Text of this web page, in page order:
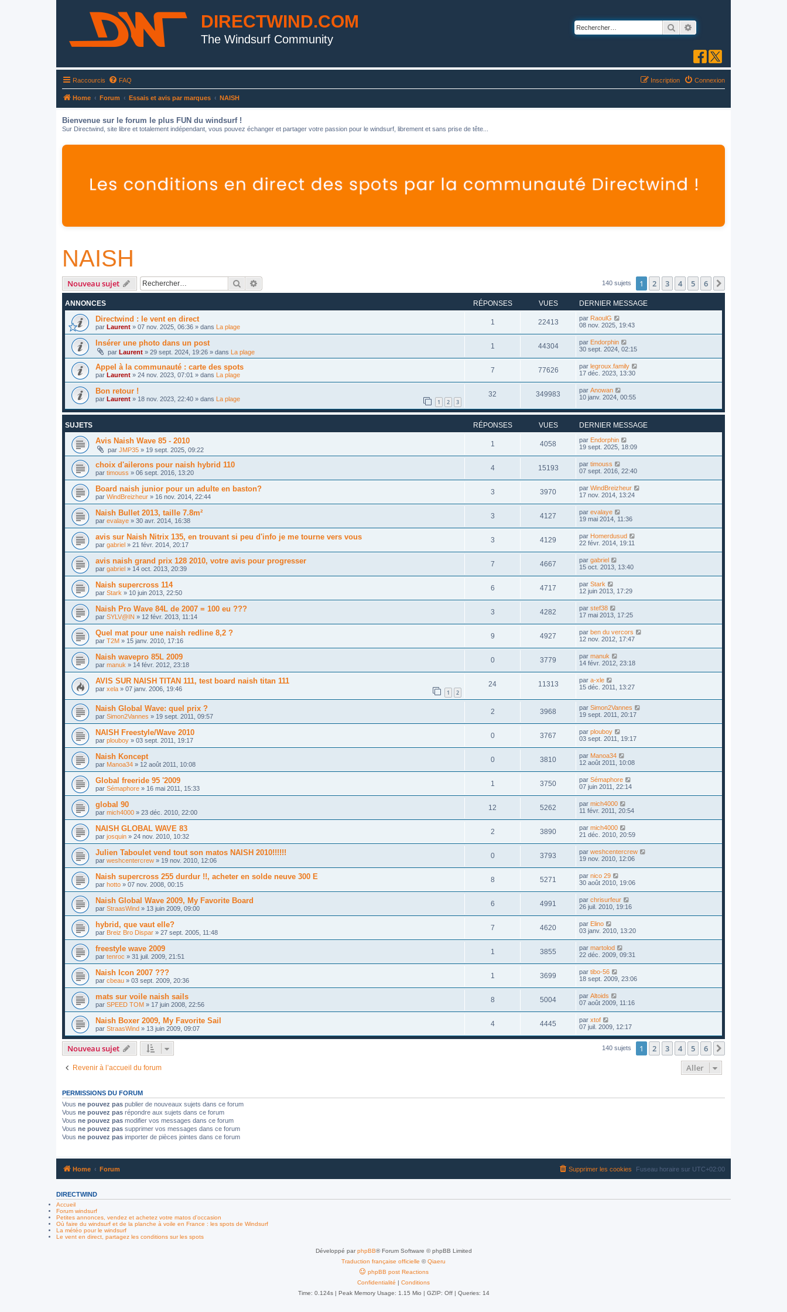
DIRECTWIND.COM
The Windsurf Community
Rechercher
Raccourcis FAQ Connexion
Inscription
Home Forum Essais et avis par marques NAISH
Bienvenue sur le forum le plus FUN du windsurf !
Sur Directwind, site libre et totalement indépendant, vous pouvez échanger et partager votre passion pour le windsurf, librement et sans prise de tête...
NAISH
Nouveau sujet Rechercher 140 sujets 1 2 3 4 5 6
ANNONCES RÉPONSES VUES DERNIER MESSAGE
Directwind : le vent en direct
par Laurent » 07 nov. 2025, 06:36 » dans La plage
1 22413 par RaoulG
08 nov. 2025, 19:43
Insérer une photo dans un post
par Laurent » 29 sept. 2024, 19:26 » dans La plage
1 44304 par Endorphin
30 sept. 2024, 02:15
Appel à la communauté : carte des spots
par Laurent » 24 nov. 2023, 07:01 » dans La plage
7 77626 par legroux.family
17 déc. 2023, 13:30
Bon retour !
par Laurent » 18 nov. 2023, 22:40 » dans La plage 1 2 3
32 349983 par Anowan
10 janv. 2024, 00:55
SUJETS RÉPONSES VUES DERNIER MESSAGE
Avis Naish Wave 85 - 2010
par JMP35 » 19 sept. 2025, 09:22
1 4058 par Endorphin
19 sept. 2025, 18:09
choix d'ailerons pour naish hybrid 110
par timouss » 06 sept. 2016, 13:20
4 15193 par timouss
07 sept. 2016, 22:40
Board naish junior pour un adulte en baston?
par WindBreizheur » 16 nov. 2014, 22:44
3 3970 par WindBreizheur
17 nov. 2014, 13:24
Naish Bullet 2013, taille 7.8m²
par evalaye » 30 avr. 2014, 16:38
3 4127 par evalaye
19 mai 2014, 11:36
avis sur Naish Nitrix 135, en trouvant si peu d'info je me tourne vers vous
par gabriel » 21 févr. 2014, 20:17
3 4129 par Homerdusud
22 févr. 2014, 19:11
avis naish grand prix 128 2010, votre avis pour progresser
par gabriel » 14 oct. 2013, 20:39
7 4667 par gabriel
15 oct. 2013, 13:40
Naish supercross 114
par Stark » 10 juin 2013, 22:50
6 4717 par Stark
12 juin 2013, 17:29
Naish Pro Wave 84L de 2007 = 100 eu ???
par SYLV@IN » 12 févr. 2013, 11:14
3 4282 par stef38
17 mai 2013, 17:25
Quel mat pour une naish redline 8,2 ?
par T2M » 15 janv. 2010, 17:16
9 4927 par ben du vercors
12 nov. 2012, 17:47
Naish wavepro 85L 2009
par manuk » 14 févr. 2012, 23:18
0 3779 par manuk
14 févr. 2012, 23:18
AVIS SUR NAISH TITAN 111, test board naish titan 111
par xela » 07 janv. 2006, 19:46 1 2
24 11313 par a-xle
15 déc. 2011, 13:27
Naish Global Wave: quel prix ?
par Simon2Vannes » 19 sept. 2011, 09:57
2 3968 par Simon2Vannes
19 sept. 2011, 20:17
NAISH Freestyle/Wave 2010
par plouboy » 03 sept. 2011, 19:17
0 3767 par plouboy
03 sept. 2011, 19:17
Naish Koncept
par Manoa34 » 12 août 2011, 10:08
0 3810 par Manoa34
12 août 2011, 10:08
Global freeride 95 '2009
par Sémaphore » 16 mai 2011, 15:33
1 3750 par Sémaphore
07 juin 2011, 22:14
global 90
par mich4000 » 23 déc. 2010, 22:00
12 5262 par mich4000
11 févr. 2011, 20:54
NAISH GLOBAL WAVE 83
par josquin » 24 nov. 2010, 10:32
2 3890 par mich4000
21 déc. 2010, 20:59
Julien Taboulet vend tout son matos NAISH 2010!!!!!!
par weshcentercrew » 19 nov. 2010, 12:06
0 3793 par weshcentercrew
19 nov. 2010, 12:06
Naish supercross 255 durdur !!, acheter en solde neuve 300 E
par hotto » 07 nov. 2008, 00:15
8 5271 par nico 29
30 août 2010, 19:06
Naish Global Wave 2009, My Favorite Board
par StraasWind » 13 juin 2009, 09:00
6 4991 par chrisurfeur
26 juil. 2010, 19:16
hybrid, que vaut elle?
par Breiz Bro Dispar » 27 sept. 2005, 11:48
7 4620 par Elino
03 janv. 2010, 13:20
freestyle wave 2009
par tenroc » 31 juil. 2009, 21:51
1 3855 par martolod
22 déc. 2009, 09:31
Naish Icon 2007 ???
par cbeau » 03 sept. 2009, 20:36
1 3699 par tibo-56
18 sept. 2009, 23:06
mats sur voile naish sails
par SPEED TOM » 17 juin 2008, 22:56
8 5004 par Altoids
07 août 2009, 11:16
Naish Boxer 2009, My Favorite Sail
par StraasWind » 13 juin 2009, 09:07
4 4445 par xtof
07 juil. 2009, 12:17
Nouveau sujet 140 sujets 1 2 3 4 5 6
Revenir à l’accueil du forum Aller
PERMISSIONS DU FORUM
Vous ne pouvez pas publier de nouveaux sujets dans ce forum
Vous ne pouvez pas répondre aux sujets dans ce forum
Vous ne pouvez pas modifier vos messages dans ce forum
Vous ne pouvez pas supprimer vos messages dans ce forum
Vous ne pouvez pas importer de pièces jointes dans ce forum
Home Forum Fuseau horaire sur UTC+02:00
Supprimer les cookies
DIRECTWIND
Accueil
Forum windsurf
Petites annonces, vendez et achetez votre matos d'occasion
Où faire du windsurf et de la planche à voile en France : les spots de Windsurf
La météo pour le windsurf
Le vent en direct, partagez les conditions sur les spots
Développé parphpBB® Forum Software © phpBB Limited
Traduction française officielle ©Qiaeru
phpBB post Reactions
Confidentialité
Conditions
Time: 0.124s| Peak Memory Usage: 1.15 Mio | GZIP: Off | Queries: 14